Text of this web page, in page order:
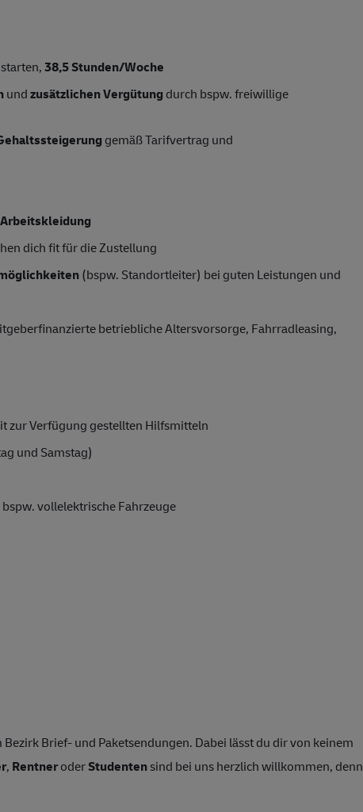
starten,38,5Stunden/Woche
undzusätzlichen Vergütung durch bspw. freiwillige
gemäß Tarifvertrag und
dich fit für die Zustellung
(bspw. Standortleiter) bei guten Leistungen und
betriebliche Altersvorsorge, Fahrradleasing,
zur Verfügung gestellten Hilfsmitteln
und Samstag)
vollelektrische Fahrzeuge
Brief- und Paketsendungen. Dabei lässt du dir von keinem
, RentneroderStudentensind bei uns herzlich willkommen, denn